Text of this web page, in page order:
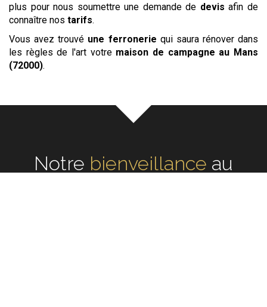
plus pour nous soumettre une demande de devis afin de
connaître nos tarifs.
Vous avez trouvé une ferronerie qui saura rénover dans
les règles de l'art votre maison de campagne au Mans
(72000).
Notreécouteau cœur de